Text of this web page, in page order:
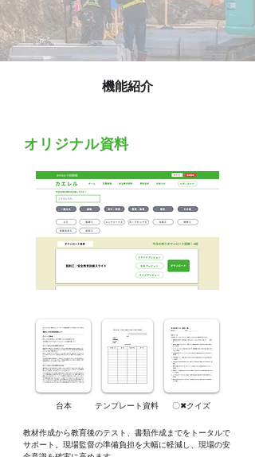
機能紹介
オリジナル資料
台本 ​テンプレート資料 ​〇✖クイズ
教材作成から教育後のテスト、書類作成までをトータルで
サポート。現場監督の準備負担を大幅に軽減し、現場の安